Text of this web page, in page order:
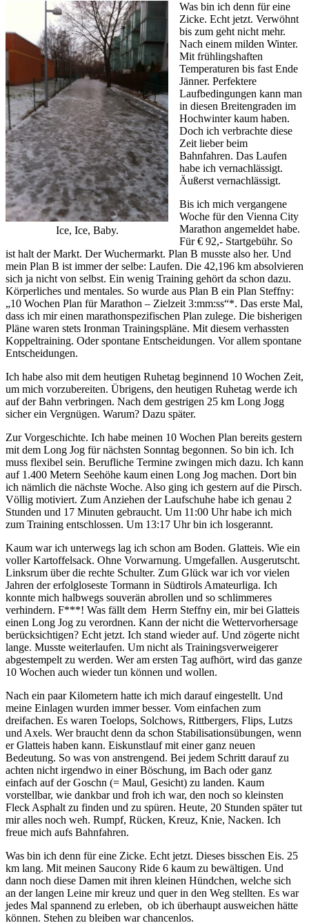
Ice, Ice, Baby.
Was bin ich denn für eine
Zicke. Echt jetzt. Verwöhnt
bis zum geht nicht mehr.
Nach einem milden Winter.
Mit frühlingshaften
Temperaturen bis fast Ende
Jänner. Perfektere
Laufbedingungen kann man
in diesen Breitengraden im
Hochwinter kaum haben.
Doch ich verbrachte diese
Zeit lieber beim
Bahnfahren. Das Laufen
habe ich vernachlässigt.
Äußerst vernachlässigt.
Bis ich mich vergangene
Woche für den Vienna City
Marathon angemeldet habe.
Für € 92,- Startgebühr. So
ist halt der Markt. Der Wuchermarkt. Plan B musste also her. Und
mein Plan B ist immer der selbe: Laufen. Die 42,196 km absolvieren
sich ja nicht von selbst. Ein wenig Training gehört da schon dazu.
Körperliches und mentales. So wurde aus Plan B ein Plan Steffny:
„10 Wochen Plan für Marathon – Zielzeit 3:mm:ss“*. Das erste Mal,
dass ich mir einen marathonspezifischen Plan zulege. Die bisherigen
Pläne waren stets Ironman Trainingspläne. Mit diesem verhassten
Koppeltraining. Oder spontane Entscheidungen. Vor allem spontane
Entscheidungen.
Ich habe also mit dem heutigen Ruhetag beginnend 10 Wochen Zeit,
um mich vorzubereiten. Übrigens, den heutigen Ruhetag werde ich
auf der Bahn verbringen. Nach dem gestrigen 25 km Long Jogg
sicher ein Vergnügen. Warum? Dazu später.
Zur Vorgeschichte. Ich habe meinen 10 Wochen Plan bereits gestern
mit dem Long Jog für nächsten Sonntag begonnen. So bin ich. Ich
muss flexibel sein. Berufliche Termine zwingen mich dazu. Ich kann
auf 1.400 Metern Seehöhe kaum einen Long Jog machen. Dort bin
ich nämlich die nächste Woche. Also ging ich gestern auf die Pirsch.
Völlig motiviert. Zum Anziehen der Laufschuhe habe ich genau 2
Stunden und 17 Minuten gebraucht. Um 11:00 Uhr habe ich mich
zum Training entschlossen. Um 13:17 Uhr bin ich losgerannt.
Kaum war ich unterwegs lag ich schon am Boden. Glatteis. Wie ein
voller Kartoffelsack. Ohne Vorwarnung. Umgefallen. Ausgerutscht.
Linksrum über die rechte Schulter. Zum Glück war ich vor vielen
Jahren der erfolgloseste Tormann in Südtirols Amateurliga. Ich
konnte mich halbwegs souverän abrollen und so schlimmeres
verhindern. F***! Was fällt dem Herrn Steffny ein, mir bei Glatteis
einen Long Jog zu verordnen. Kann der nicht die Wettervorhersage
berücksichtigen? Echt jetzt. Ich stand wieder auf. Und zögerte nicht
lange. Musste weiterlaufen. Um nicht als Trainingsverweigerer
abgestempelt zu werden. Wer am ersten Tag aufhört, wird das ganze
10 Wochen auch wieder tun können und wollen.
Nach ein paar Kilometern hatte ich mich darauf eingestellt. Und
meine Einlagen wurden immer besser. Vom einfachen zum
dreifachen. Es waren Toelops, Solchows, Rittbergers, Flips, Lutzs
und Axels. Wer braucht denn da schon Stabilisationsübungen, wenn
er Glatteis haben kann. Eiskunstlauf mit einer ganz neuen
Bedeutung. So was von anstrengend. Bei jedem Schritt darauf zu
achten nicht irgendwo in einer Böschung, im Bach oder ganz
einfach auf der Goschn (= Maul, Gesicht) zu landen. Kaum
vorstellbar, wie dankbar und froh ich war, den noch so kleinsten
Fleck Asphalt zu finden und zu spüren. Heute, 20 Stunden später tut
mir alles noch weh. Rumpf, Rücken, Kreuz, Knie, Nacken. Ich
freue mich aufs Bahnfahren.
Was bin ich denn für eine Zicke. Echt jetzt. Dieses bisschen Eis. 25
km lang. Mit meinen Saucony Ride 6 kaum zu bewältigen. Und
dann noch diese Damen mit ihren kleinen Hündchen, welche sich
an der langen Leine mir kreuz und quer in den Weg stellten. Es war
jedes Mal spannend zu erleben, ob ich überhaupt ausweichen hätte
können. Stehen zu bleiben war chancenlos.